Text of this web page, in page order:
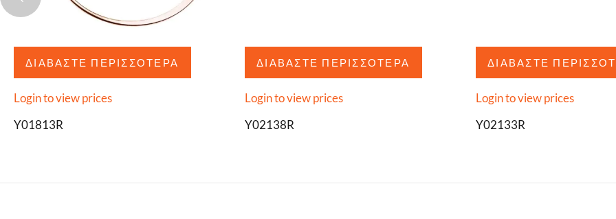
ΔΙΑΒΆΣΤΕ ΠΕΡΙΣΣΌΤΕΡΑ
Login to view prices
Y01813R
ΔΙΑΒΆΣΤΕ ΠΕΡΙΣΣΌΤΕΡΑ
Login to view prices
Y02138R
ΔΙΑΒΆΣΤΕ
Login to view prices
Y02133R